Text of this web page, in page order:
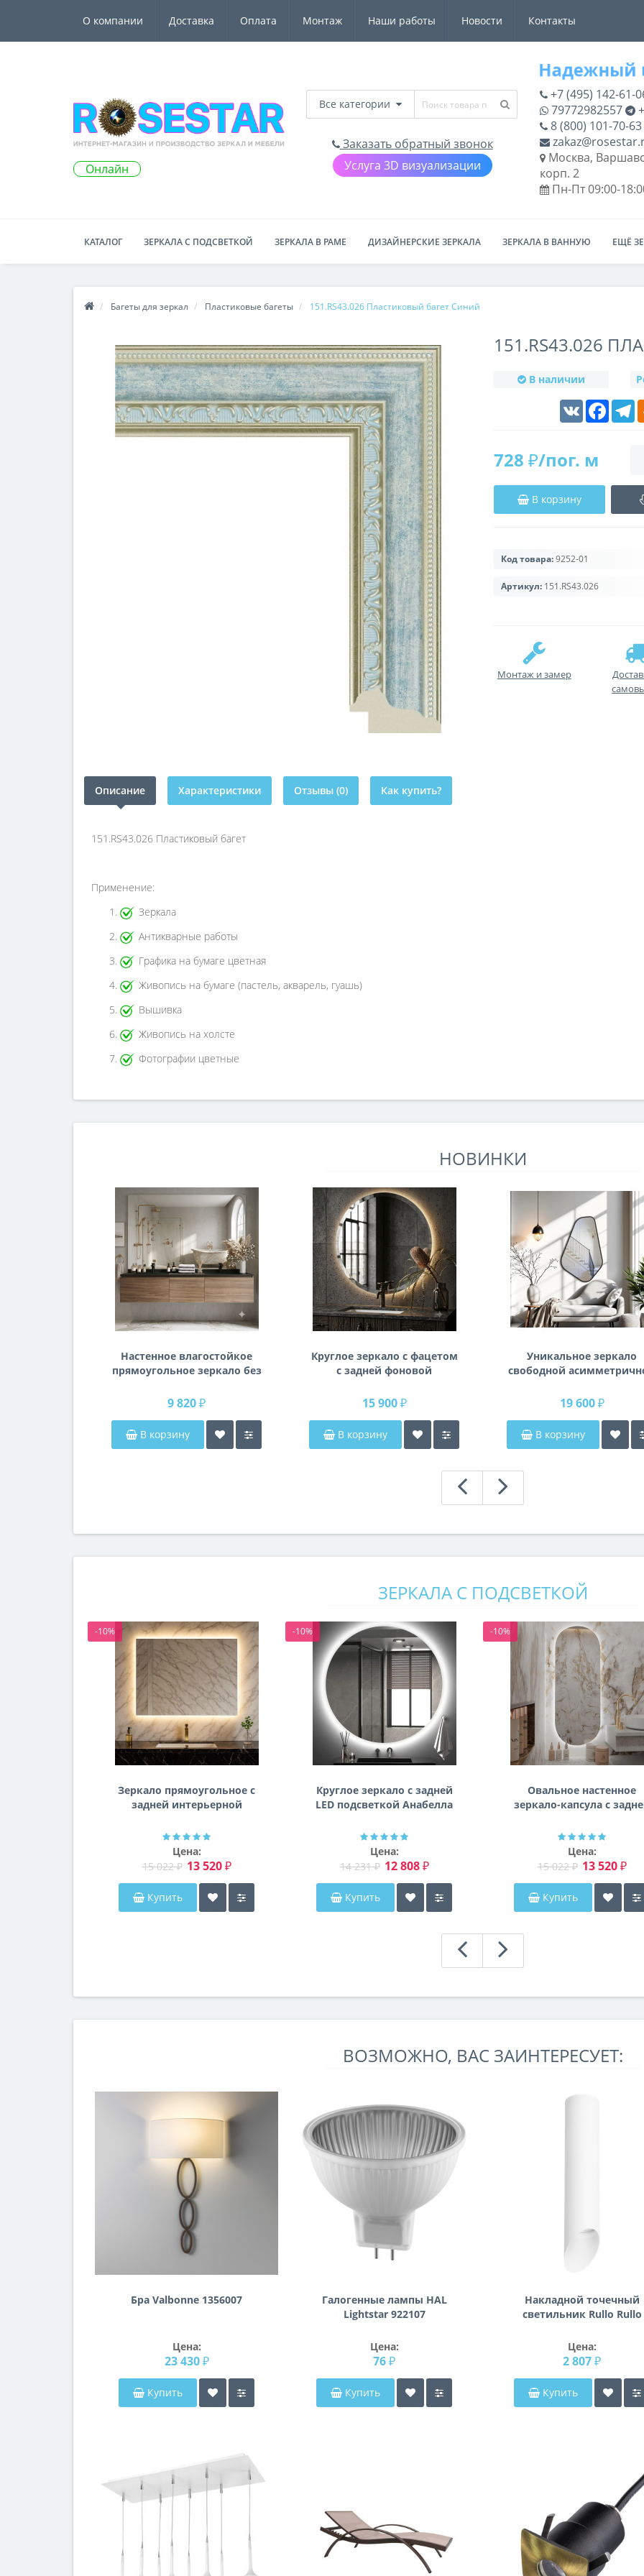
О компании Доставка Оплата Монтаж Наши работы Новости Контакты
Онлайн
Все категории
Заказать обратный звонок
Услуга 3D визуализации
+7 (495) 142-61-
79772982557
8 (800) 101-70-63
Москва,
корп. 2
Пн-Пт 09:00-
КАТАЛОГ ЗЕРКАЛА С ПОДСВЕТКОЙ ЗЕРКАЛА В РАМЕ ДИЗАЙНЕРСКИЕ ЗЕРКАЛА ЗЕРКАЛА В ВАННУЮ ЕЩЁ
Багеты для зеркал Пластиковые багеты 151.RS43.026 Пластиковый багет Синий
151.RS43.026
В наличии
VK
728 ₽/пог. м
В корзину
Код товара:9252-01
Артикул: 151.RS43.026
Монтаж и замер
Описание Характеристики Отзывы (0) Как купить?
151.RS43.026 Пластиковый багет
Применение:
Зеркала
Антикварные работы
Графика на бумаге цветная
Живопись на бумаге (пастель, акварель, гуашь)
Вышивка
Живопись на холсте
Фотографии цветные
НОВИНКИ
Настенное влагостойкое
прямоугольное зеркало без
см (1400 мм)
9 820 ₽
В корзину
Круглое зеркало с фацетом
с задней фоновой
15 900 ₽
В корзину
Уникальное зеркало
свободной
влагостойкого МДФ K141
19 600 ₽
В корзину
ЗЕРКАЛА С ПОДСВЕТКОЙ
-10%
Зеркало прямоугольное с
задней интерьерной
Далтон
Цена:
15 022 ₽ 13 520 ₽
Купить
-10%
Круглое зеркало с задней
LED подсветкой Анабелла
Цена:
14 231 ₽ 12 808 ₽
Купить
-10%
Овальное настенное
зеркало-капсула с
Мэриэнн
Цена:
15 022 ₽ 13 520 ₽
Купить
ВОЗМОЖНО, ВАС ЗАИНТЕРЕСУЕТ:
Бра Valbonne 1356007
Цена:
23 430 ₽
Купить
Галогенные лампы HAL
Lightstar 922107
Цена:
76 ₽
Купить
Накладной точечный
светильник Rullo Rullo
Цена:
2 807 ₽
Купить